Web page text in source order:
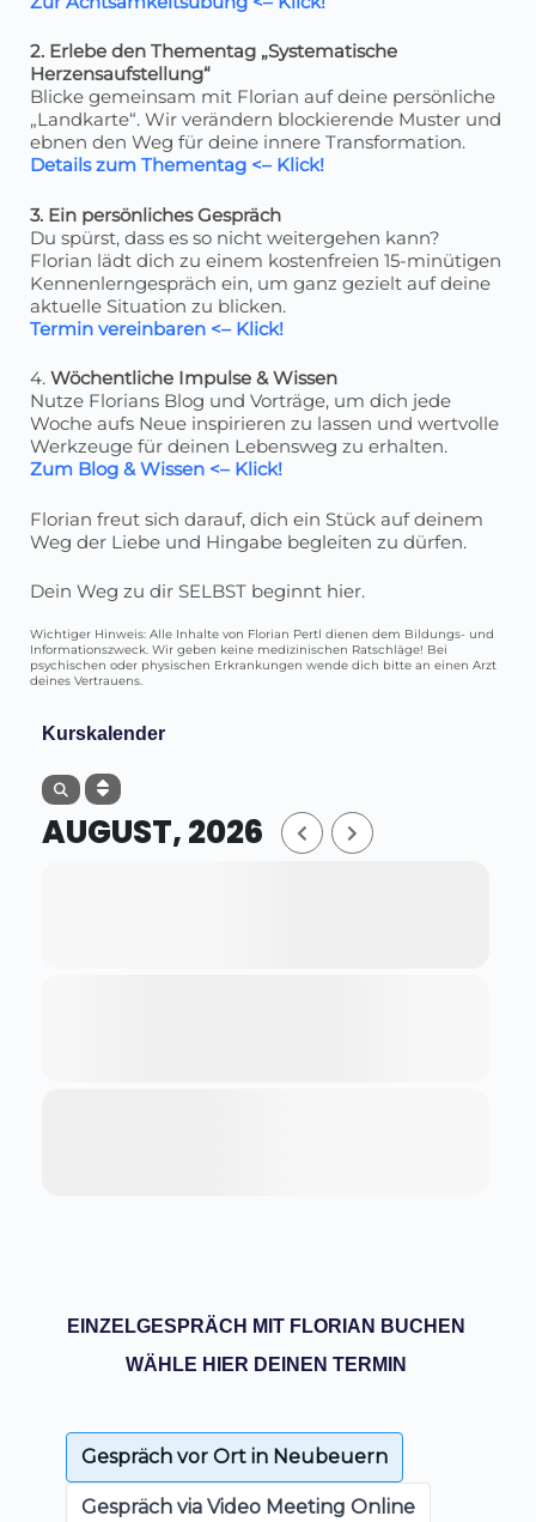
2. Erlebe den Thementag „Systematische
Herzensaufstellung“
Blicke gemeinsam mit Florian auf deine persönliche
„Landkarte“. Wir verändern blockierende Muster und
ebnen den Weg für deine innere Transformation.
Details zum Thementag <– Klick!
3. Ein persönliches Gespräch
Du spürst, dass es so nicht weitergehen kann?
Florian lädt dich zu einem kostenfreien 15-minütigen
Kennenlerngespräch ein, um ganz gezielt auf deine
aktuelle Situation zu blicken.
Termin vereinbaren <– Klick!
4. Wöchentliche Impulse & Wissen
Nutze Florians Blog und Vorträge, um dich jede
Woche aufs Neue inspirieren zu lassen und wertvolle
Werkzeuge für deinen Lebensweg zu erhalten.
Zum Blog & Wissen <– Klick!
Florian freut sich darauf, dich ein Stück auf deinem
Weg der Liebe und Hingabe begleiten zu dürfen.
Dein Weg zu dir SELBST beginnt hier.
Wichtiger Hinweis: Alle Inhalte von Florian Pertl dienen dem Bildungs- und
Informationszweck. Wir geben keine medizinischen Ratschläge! Bei
psychischen oder physischen Erkrankungen wende dich bitte an einen Arzt
deines Vertrauens.
Kurskalender
AUGUST, 2026
EINZELGESPRÄCH MIT FLORIAN BUCHEN
WÄHLE HIER DEINEN TERMIN